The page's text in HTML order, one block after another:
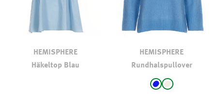
HEMISPHERE
Häkeltop Blau
HEMISPHERE
Rundhalspullover
auswählen
Blau
(Diese Option ist
natur